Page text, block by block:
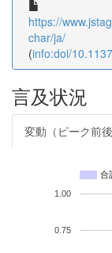
https://
char/ja/
(info:doi/
言及状況
変動（ピーク前後
合
0.75
1.00